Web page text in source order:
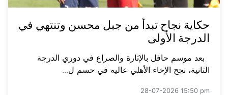
حكاية نجاح تبدأ من جبل محسن وتنتهي في
الدرجة الأولى
بعد موسم حافل بالإثارة والصراع في دوري الدرجة
الثانية، نجح الإخاء الأهلي عاليه في حسم ل...
28-07-2026 15:50 pm